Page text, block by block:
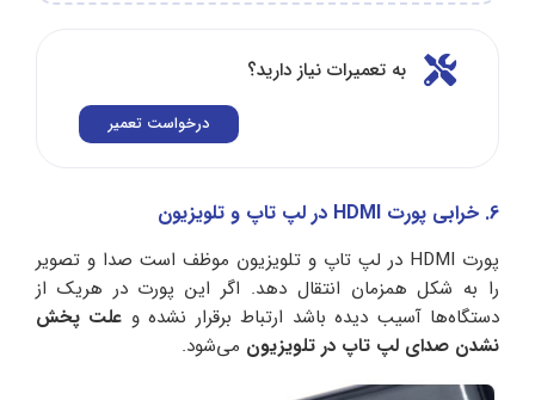
به تعمیرات نیاز دارید؟
درخواست تعمیر
6. خرابی پورت HDMI در لپ تاپ و تلویزیون
پورت HDMI در لپ تاپ و تلویزیون موظف است صدا و تصویر
را به شکل همزمان انتقال دهد. اگر این پورت در هریک از
دستگاه‌ها آسیب دیده باشد ارتباط برقرار نشده و علت پخش
نشدن صدای لپ‌ تاپ در تلویزیون می‌شود.